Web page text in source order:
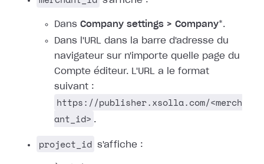
Dans Company settings > Company*.
Dans l'URL dans la barre d'adresse du
navigateur sur n'importe quelle page du
Compte éditeur. L'URL a le format
suivant :
https://publisher.xsolla.com/<merch
ant_id> .
project_id s'affiche :